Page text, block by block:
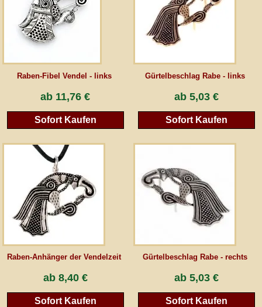
Raben-Fibel Vendel - links
ab 11,76 €
Sofort Kaufen
Gürtelbeschlag Rabe - links
ab 5,03 €
Sofort Kaufen
Raben-Anhänger der Vendelzeit
ab 8,40 €
Sofort Kaufen
Gürtelbeschlag Rabe - rechts
ab 5,03 €
Sofort Kaufen